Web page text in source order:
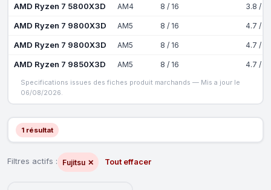
AMD Ryzen 7 5800X3D AM4 8 / 16 3.8 /
AMD Ryzen 7 9800X3D AM5 8 / 16 4.7 /
AMD Ryzen 7 9800X3D AM5 8 / 16 4.7 /
AMD Ryzen 7 9850X3D AM5 8 / 16 4.7 /
Specifications issues des fiches produit marchands — Mis a jour le
06/08/2026.
1 résultat
Filtres actifs : Fujitsu ✕ Tout effacer